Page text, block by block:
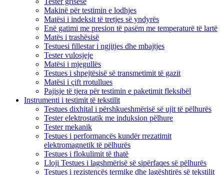
Makinë për testimin e lodhjes
Matësi i indeksit të tretjes së yndyrës
Enë gatimi me presion të pasëm me temperaturë të lartë
Matës i trashësisë
Testuesi fillestar i ngjitjes dhe mbajtjes
Tester vulosjeje
Matësi i mjegullës
Testues i shpejtësisë së transmetimit të gazit
Matësi i çift rrotullues
Pajisje të tjera për testimin e paketimit fleksibël
Instrumenti i testimit të tekstilit
Testues dixhital i përshkueshmërisë së ujit të pëlhurës
Tester elektrostatik me induksion pëlhure
Tester mekanik
Testues i performancës kundër rrezatimit
elektromagnetik të pëlhurës
Testues i flokulimit të thatë
Lloji Testues i lagshmërisë së sipërfaqes së pëlhurës
Testues i rezistencës termike dhe lagështirës së tekstilit